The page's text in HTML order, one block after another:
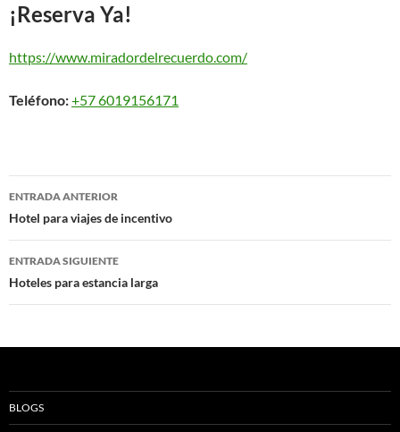
¡Reserva Ya!
https://www.miradordelrecuerdo.com/
Teléfono:+57 6019156171
Navegación
de
entradas
ENTRADA ANTERIOR
Hotel para viajes de incentivo
ENTRADA SIGUIENTE
Hoteles para estancia larga
BLOGS